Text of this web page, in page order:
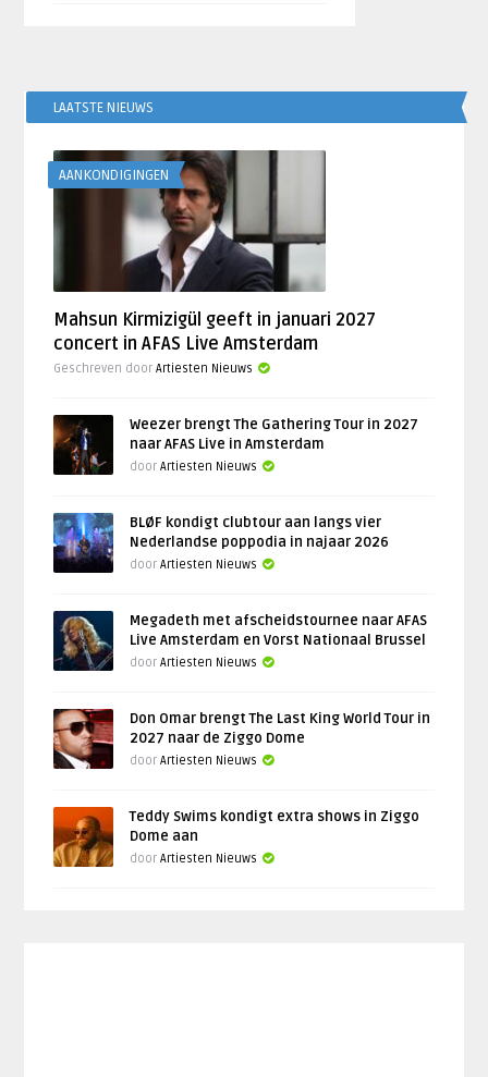
LAATSTE NIEUWS
AANKONDIGINGEN
Mahsun Kirmizigül geeft in januari 2027
concert in AFAS Live Amsterdam
Geschreven doorArtiesten Nieuws
Weezer brengt The Gathering Tour in 2027
naar AFAS Live in Amsterdam
doorArtiesten Nieuws
BLØF kondigt clubtour aan langs vier
Nederlandse poppodia in najaar 2026
doorArtiesten Nieuws
Megadeth met afscheidstournee naar AFAS
Live Amsterdam en Vorst Nationaal Brussel
doorArtiesten Nieuws
Don Omar brengt The Last King World Tour in
2027 naar de Ziggo Dome
doorArtiesten Nieuws
Teddy Swims kondigt extra shows in Ziggo
Dome aan
doorArtiesten Nieuws